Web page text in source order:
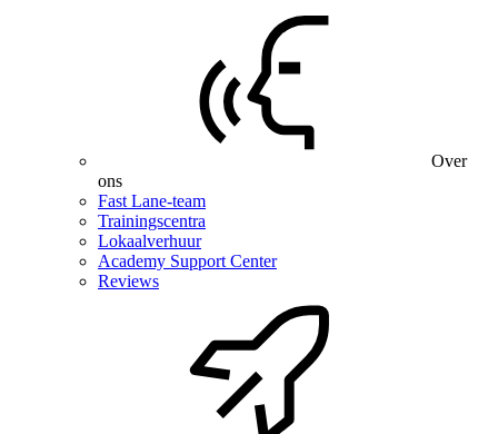
Over
ons
Fast Lane-team
Trainingscentra
Lokaalverhuur
Academy Support Center
Reviews